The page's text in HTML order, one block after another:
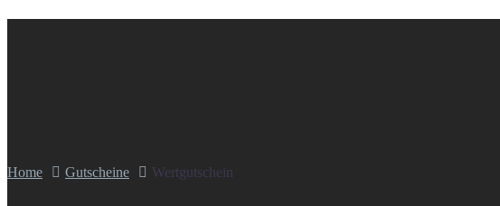
Home Gutscheine Wertgutschein